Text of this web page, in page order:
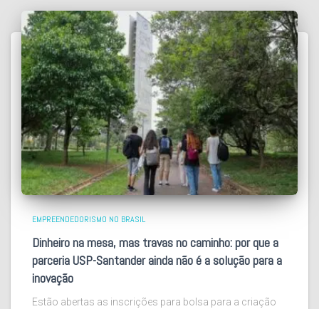
EMPREENDEDORISMO NO BRASIL
Dinheiro na mesa, mas travas no caminho: por que a
parceria USP-Santander ainda não é a solução para a
inovação
Estão abertas as inscrições para bolsa para a criação